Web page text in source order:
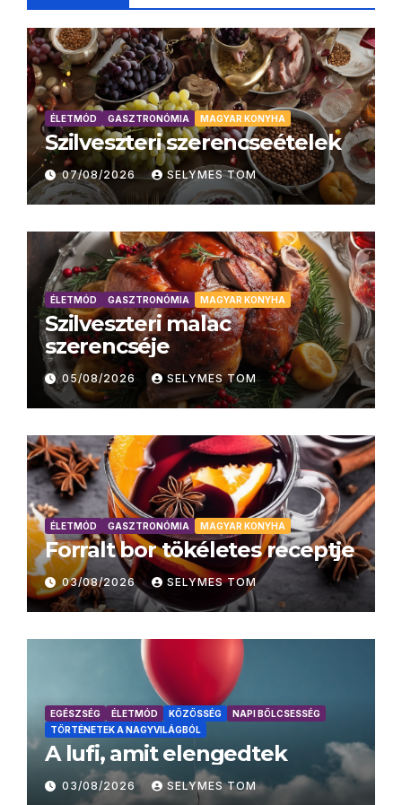
ÉLETMÓD GASZTRONÓMIA MAGYAR KONYHA
Szilveszteri szerencseételek
07/08/2026 SELYMES TOM
ÉLETMÓD GASZTRONÓMIA MAGYAR KONYHA
Szilveszteri malac
szerencséje
05/08/2026 SELYMES TOM
ÉLETMÓD GASZTRONÓMIA MAGYAR KONYHA
Forralt bor tökéletes receptje
03/08/2026 SELYMES TOM
EGÉSZSÉG ÉLETMÓD KÖZÖSSÉG
NAPI BÖLCSESSÉG
TÖRTÉNETEK A NAGYVILÁGBÓL
A lufi, amit elengedtek
03/08/2026 SELYMES TOM